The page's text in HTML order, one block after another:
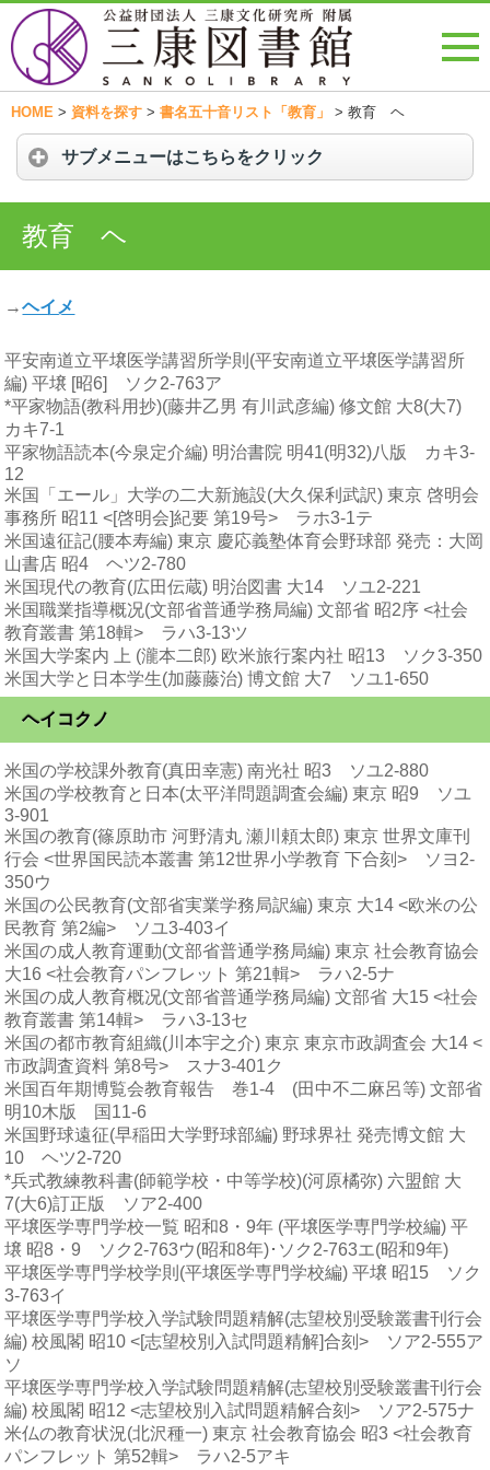
HOME > 資料を探す > 書名五十音リスト「教育」 > 教育 ヘ
サブメニューはこちらをクリック
教育 ヘ
→ヘイメ
平安南道立平壌医学講習所学則(平安南道立平壌医学講習所
編) 平壌 [昭6] ソク2-763ア
*平家物語(教科用抄)(藤井乙男 有川武彦編) 修文館 大8(大7)
カキ7-1
平家物語読本(今泉定介編) 明治書院 明41(明32)八版 カキ3-
12
米国「エール」大学の二大新施設(大久保利武訳) 東京 啓明会
事務所 昭11 <[啓明会]紀要 第19号> ラホ3-1テ
米国遠征記(腰本寿編) 東京 慶応義塾体育会野球部 発売：大岡
山書店 昭4 ヘツ2-780
米国現代の教育(広田伝蔵) 明治図書 大14 ソユ2-221
米国職業指導概况(文部省普通学務局編) 文部省 昭2序 <社会
教育叢書 第18輯> ラハ3-13ツ
米国大学案内 上 (瀧本二郎) 欧米旅行案内社 昭13 ソク3-350
米国大学と日本学生(加藤藤治) 博文館 大7 ソユ1-650
ヘイコクノ
米国の学校課外教育(真田幸憲) 南光社 昭3 ソユ2-880
米国の学校教育と日本(太平洋問題調査会編) 東京 昭9 ソユ
3-901
米国の教育(篠原助市 河野清丸 瀬川頼太郎) 東京 世界文庫刊
行会 <世界国民読本叢書 第12世界小学教育 下合刻> ソヨ2-
350ウ
米国の公民教育(文部省実業学務局訳編) 東京 大14 <欧米の公
民教育 第2編> ソユ3-403イ
米国の成人教育運動(文部省普通学務局編) 東京 社会教育協会
大16 <社会教育パンフレット 第21輯> ラハ2-5ナ
米国の成人教育概况(文部省普通学務局編) 文部省 大15 <社会
教育叢書 第14輯> ラハ3-13セ
米国の都市教育組織(川本宇之介) 東京 東京市政調査会 大14 <
市政調査資料 第8号> スナ3-401ク
米国百年期博覧会教育報告 巻1-4 (田中不二麻呂等) 文部省
明10木版 国11-6
米国野球遠征(早稲田大学野球部編) 野球界社 発売博文館 大
10 ヘツ2-720
*兵式教練教科書(師範学校・中等学校)(河原橘弥) 六盟館 大
7(大6)訂正版 ソア2-400
平壌医学専門学校一覧 昭和8・9年 (平壌医学専門学校編) 平
壌 昭8・9 ソク2-763ウ(昭和8年)･ソク2-763エ(昭和9年)
平壌医学専門学校学則(平壌医学専門学校編) 平壌 昭15 ソク
3-763イ
平壌医学専門学校入学試験問題精解(志望校別受験叢書刊行会
編) 校風閣 昭10 <[志望校別入試問題精解]合刻> ソア2-555ア
ソ
平壌医学専門学校入学試験問題精解(志望校別受験叢書刊行会
編) 校風閣 昭12 <志望校別入試問題精解合刻> ソア2-575ナ
米仏の教育状況(北沢種一) 東京 社会教育協会 昭3 <社会教育
パンフレット 第52輯> ラハ2-5アキ